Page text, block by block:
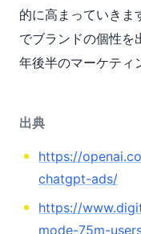
的に高まっていきま
でブランドの個性
年後半のマーケティ
出典
https://
chatgpt-ads/
https://
mode-75m-